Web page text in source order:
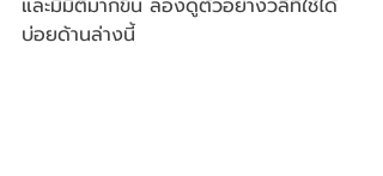
บ่อยด้านล่างนี้